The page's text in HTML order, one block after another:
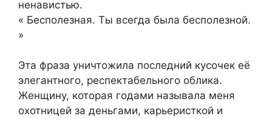
ненавистью.
« Бесполезная. Ты всегда была бесполезной.
»
Эта фраза уничтожила последний кусочек её
элегантного, респектабельного облика.
Женщину, которая годами называла меня
охотницей за деньгами, карьеристкой и